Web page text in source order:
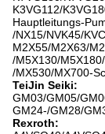
K3VG112/
Hauptleitungs-
/NX15/NVK45/
M2X55/M2X63/
/M5X130/
/MX530/MX700-
TeiJin Seiki:
GM03/GM05/
GM24-/GM28/
Rexroth: